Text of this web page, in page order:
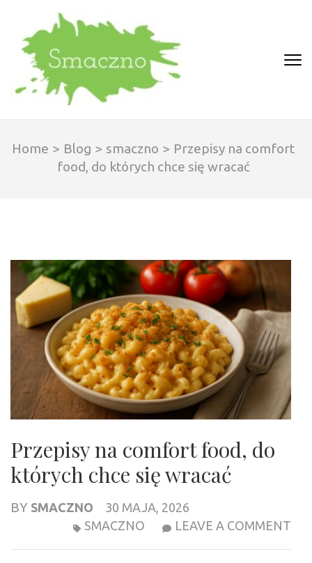
content
(Press
Enter)
Home > Blog > smaczno > Przepisy na comfort
food, do których chce się wracać
Przepisy na comfort food, do
których chce się wracać
BY SMACZNO
30 MAJA, 2026
LEAVE A COMMENT
SMACZNO